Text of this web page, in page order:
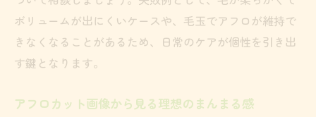
ボリュームが出にくいケースや、毛玉でアフロが維持で
きなくなることがあるため、日常のケアが個性を引き出
す鍵となります。
アフロカット画像から見る理想のまんまる感